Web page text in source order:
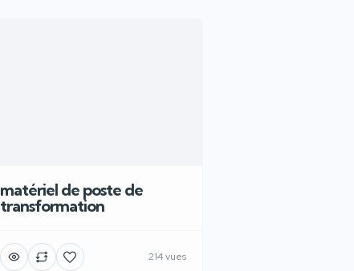
matériel de poste de
transformation
214 vues